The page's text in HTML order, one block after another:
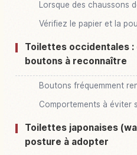
Lorsque des chaussons
Vérifiez le papier et la
Toilettes occidentales :
boutons à reconnaître
Boutons fréquemment
Comportements à éviter
Toilettes japonaises
posture à adopter